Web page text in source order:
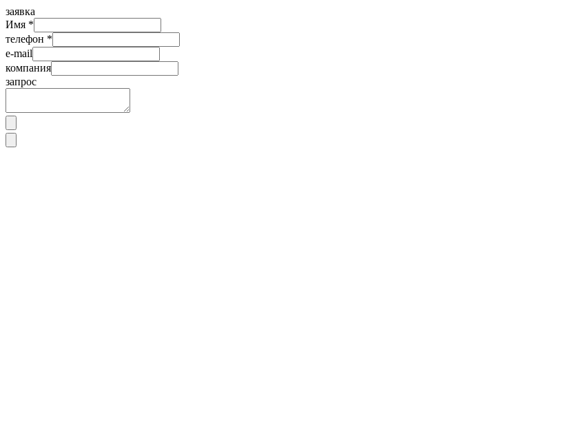
заявка
Имя *
телефон *
e-mail
компания
запрос